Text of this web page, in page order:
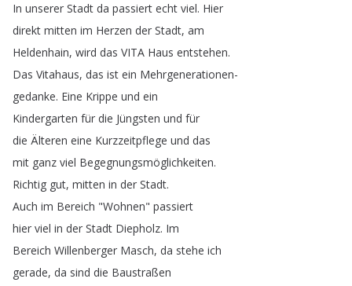
In unserer Stadt da passiert echt viel. Hier
direkt mitten im Herzen der Stadt, am
Heldenhain, wird das VITA Haus entstehen.
Das Vitahaus, das ist ein Mehrgenerationen-
gedanke. Eine Krippe und ein
Kindergarten für die Jüngsten und für
die Älteren eine Kurzzeitpflege und das
mit ganz viel Begegnungsmöglichkeiten.
Richtig gut, mitten in der Stadt.
Auch im Bereich "Wohnen" passiert
hier viel in der Stadt Diepholz. Im
Bereich Willenberger Masch, da stehe ich
gerade, da sind die Baustraßen